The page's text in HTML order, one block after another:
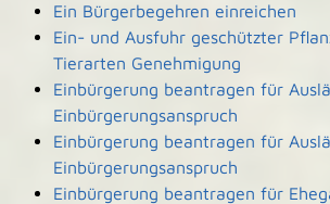
Ein Bürgerbegehren einreichen
Ein- und Ausfuhr geschützter
Tierarten Genehmigung
Einbürgerung beantragen für
Einbürgerungsanspruch
Einbürgerung beantragen für
Einbürgerungsanspruch
Einbürgerung beantragen für